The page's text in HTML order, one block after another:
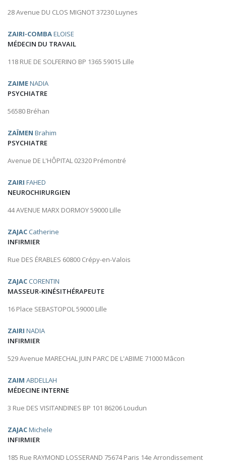
28 Avenue DU CLOS MIGNOT 37230 Luynes
ZAIRI-COMBAELOISE
MÉDECIN DU TRAVAIL
118 RUE DE SOLFERINO BP 1365 59015 Lille
ZAIMENADIA
PSYCHIATRE
56580 Bréhan
ZAÏMEN Brahim
PSYCHIATRE
Avenue DE L'HÔPITAL 02320 Prémontré
ZAIRI FAHED
NEUROCHIRURGIEN
44 AVENUE MARX DORMOY 59000 Lille
ZAJAC Catherine
INFIRMIER
Rue DES ÉRABLES 60800 Crépy-en-Valois
ZAJAC CORENTIN
MASSEUR-KINÉSITHÉRAPEUTE
16 Place SEBASTOPOL 59000 Lille
ZAIRI NADIA
INFIRMIER
529 Avenue MARECHAL JUIN PARC DE L'ABIME 71000 Mâcon
ZAIM ABDELLAH
MÉDECINE INTERNE
3 Rue DES VISITANDINES BP 101 86206 Loudun
ZAJACMichele
INFIRMIER
185 Rue RAYMOND LOSSERAND 75674 Paris 14e Arrondissement